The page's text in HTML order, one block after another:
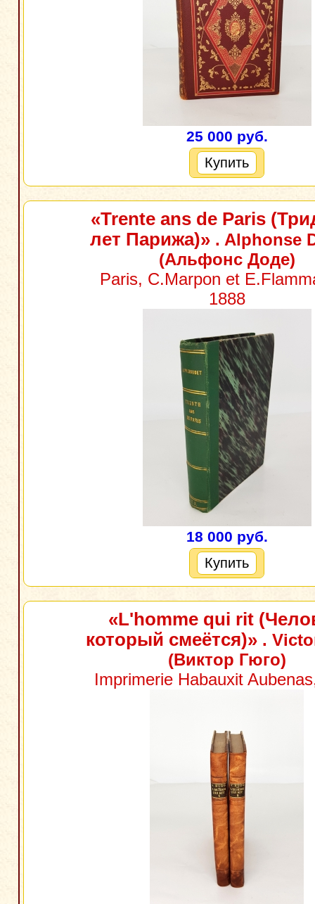
25 000 руб.
Купить
«Trente ans de Paris
лет Парижа)» . Alphonse
(Альфонс Доде)
Paris, C.Marpon et
1888
18 000 руб.
Купить
«L'homme qui rit
который смеётся)».
(Виктор Гюго)
Imprimerie Habauxit